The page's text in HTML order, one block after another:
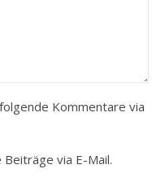
Kommentare via
via E-Mail.